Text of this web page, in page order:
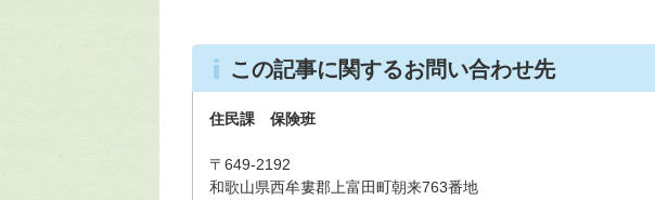
この記事に関するお問い合わせ先
住民課 保険班
〒649-2192
和歌山県西牟婁郡上富田町朝来763番地